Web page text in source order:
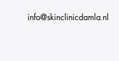
info@skinclinicdamla.nl